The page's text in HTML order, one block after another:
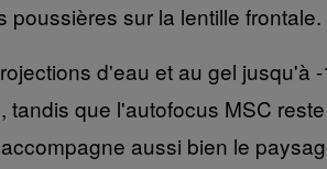
sur la lentille frontale.
d'eau et au gel jusqu'à
que l'autofocus MSC
aussi bien le